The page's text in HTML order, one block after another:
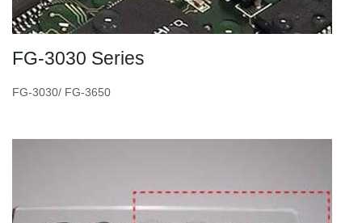
FG-3030 Series
FG-3030/ FG-3650